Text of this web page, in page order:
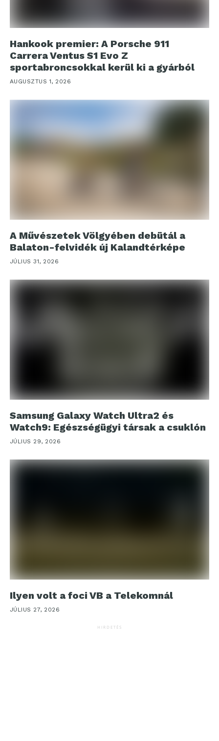
Hankook premier: A Porsche 911
Carrera Ventus S1 Evo Z
sportabroncsokkal kerül ki a gyárból
AUGUSZTUS 1, 2026
A Művészetek Völgyében debütál a
Balaton-felvidék új Kalandtérképe
JÚLIUS 31, 2026
Samsung Galaxy Watch Ultra2 és
Watch9: Egészségügyi társak a csuklón
JÚLIUS 29, 2026
Ilyen volt a foci VB a Telekomnál
JÚLIUS 27, 2026
HIRDETÉS